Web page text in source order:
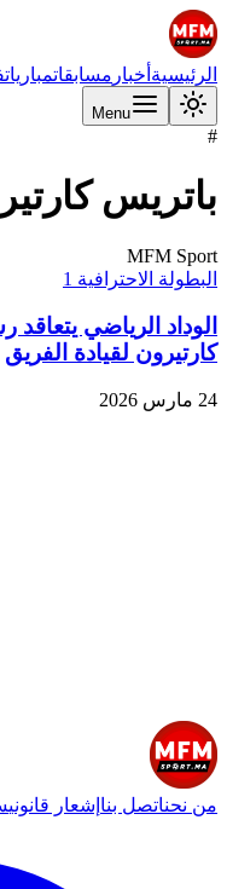
الرئيسية أخبار مسابقاتمباريات
Menu
#
باتريس
MFM Sport
البطولة الاحترافية 1
الوداد الرياضي
كارتيرون لقيادة الفريق
24 مارس 2026
من نحناتصل بنا إشعار قانوني